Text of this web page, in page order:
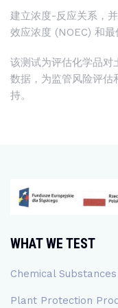
建立浓度-反应关系，
效应浓度 (NOEC) 和最
该测试为评估化学品对
数据，为监管风险评估
持。
WHAT WE TEST
Chemical Substances
Plant Protection